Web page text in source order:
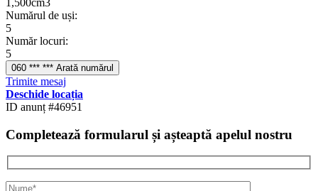
1,500cm3
Numărul de uși:
5
Număr locuri:
5
060 *** *** Arată numărul
Trimite mesaj
Deschide locația
ID anunț #46951
Completează formularul și așteaptă apelul nostru